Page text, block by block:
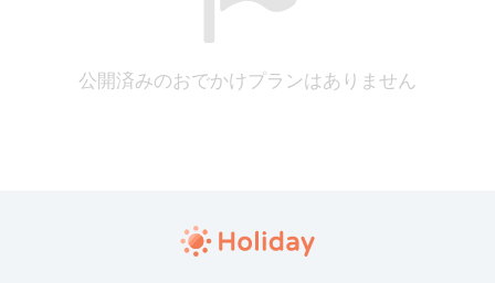
公開済みのおでかけプランはありません